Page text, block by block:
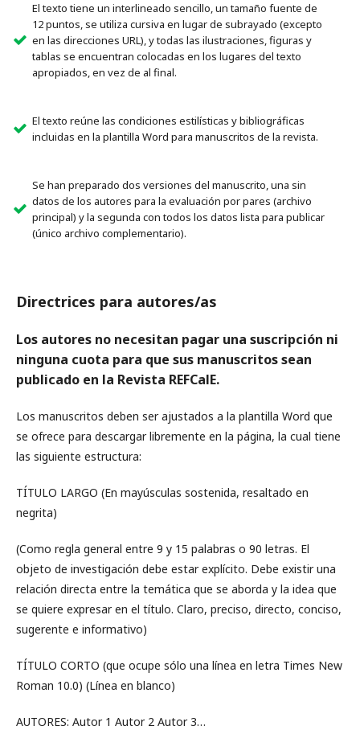
El texto tiene un interlineado sencillo, un tamaño fuente de
12 puntos, se utiliza cursiva en lugar de subrayado (excepto
en las direcciones URL), y todas las ilustraciones, figuras y
tablas se encuentran colocadas en los lugares del texto
apropiados, en vez de al final.
El texto reúne las condiciones estilísticas y bibliográficas
incluidas en la plantilla Word para manuscritos de la revista.
Se han preparado dos versiones del manuscrito, una sin
datos de los autores para la evaluación por pares (archivo
principal) y la segunda con todos los datos lista para publicar
(único archivo complementario).
Directrices para autores/as
Los autores no necesitan pagar una suscripción ni
ninguna cuota para que sus manuscritos sean
publicado en la Revista REFCalE.
Los manuscritos deben ser ajustados a la plantilla Word que
se ofrece para descargar libremente en la página, la cual tiene
las siguiente estructura:
TÍTULO LARGO (En mayúsculas sostenida, resaltado en
negrita)
(Como regla general entre 9 y 15 palabras o 90 letras. El
objeto de investigación debe estar explícito. Debe existir una
relación directa entre la temática que se aborda y la idea que
se quiere expresar en el título. Claro, preciso, directo, conciso,
sugerente e informativo)
TÍTULO CORTO (que ocupe sólo una línea en letra Times New
Roman 10.0) (Línea en blanco)
AUTORES: Autor 1 Autor 2 Autor 3…